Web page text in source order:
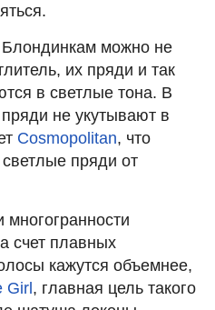
можно не
их пряди и так
в светлые тона. В
не укутывают в
Cosmopolitan, что
пряди от
счет плавных
кажутся объемнее,
Girl, главная цель такого